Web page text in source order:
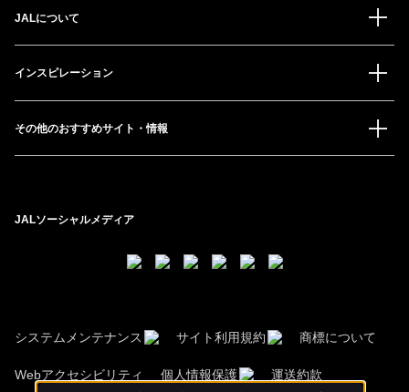
JALについて
インスピレーション
その他のおすすめサイト・情報
JALソーシャルメディア
システムメンテナンス サイト利用規約 商標について
Webアクセシビリティ 個人情報保護 運送約款